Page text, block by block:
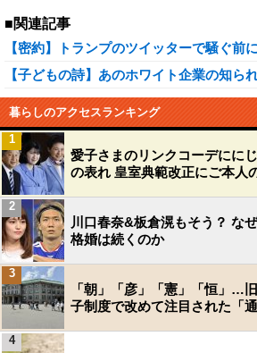
■関連記事
【密約】トランプのツイッターで騒ぐ前
【子どもの詩】あのホワイト企業の知ら
暮らしのアクセスランキング
愛子さまのリンクコーデにに
の表れ 皇室典範改正にご本人
1
川口春奈&板倉滉もそう？ な
格婚は続くのか
2
「朝」「彦」「憲」「恒」…
子制度で改めて注目された「通
3
4